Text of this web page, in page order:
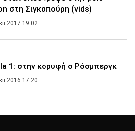
στη Σιγκαπούρη (vids)
2017 19:02
1: στην κορυφή ο Ρόσμπεργκ
2016 17:20